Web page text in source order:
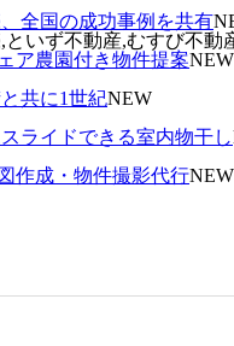
全国の成功事例を共有
いず不動産,むすび不動
ア農園付き物件提案NEW
共に1世紀NEW
ライドできる室内物干し
作成・物件撮影代行NEW